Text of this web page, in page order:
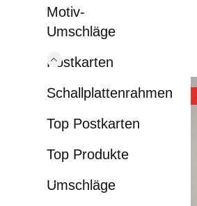
Motiv-
Umschläge
Postkarten
Schallplattenrahmen
Top Postkarten
Top Produkte
Umschläge